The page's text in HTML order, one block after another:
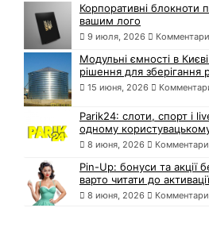
Корпоративні блокноти
вашим лого
9 июля, 2026
Модульні ємності в
рішення для зберігання
15 июня, 2026
Parik24: слоти, спорт і
одному
8 июня, 2026
Pin-Up: бонуси та акції
варто читати до активації
8 июня, 2026